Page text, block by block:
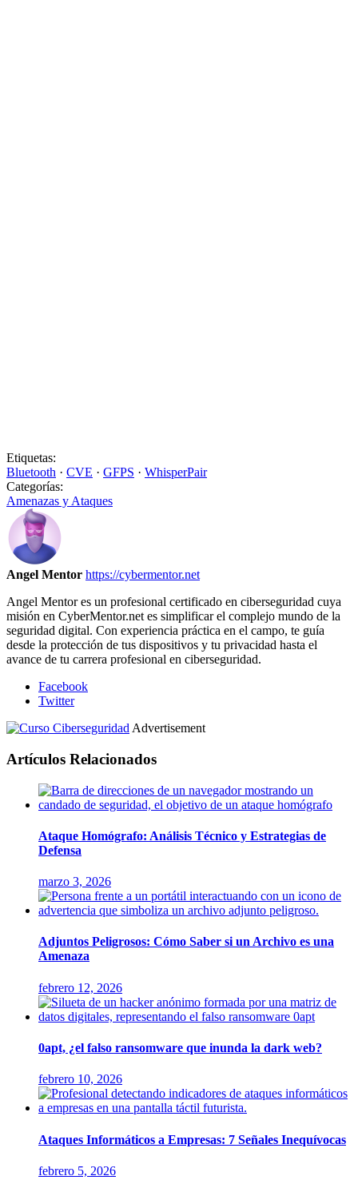
Etiquetas:
Bluetooth · CVE · GFPS · WhisperPair
Categorías:
Amenazas y Ataques
Angel Mentor https://cybermentor.net
Angel Mentor es un profesional certificado en ciberseguridad cuya
misión en CyberMentor.net es simplificar el complejo mundo de la
seguridad digital. Con experiencia práctica en el campo, te guía
desde la protección de tus dispositivos y tu privacidad hasta el
avance de tu carrera profesional en ciberseguridad.
Facebook
Twitter
Advertisement
Artículos Relacionados
Ataque Homógrafo: Análisis Técnico y Estrategias de
Defensa
marzo 3, 2026
Adjuntos Peligrosos: Cómo Saber si un Archivo es una
Amenaza
febrero 12, 2026
0apt, ¿el falso ransomware que inunda la dark web?
febrero 10, 2026
Ataques Informáticos a Empresas: 7 Señales Inequívocas
febrero 5, 2026